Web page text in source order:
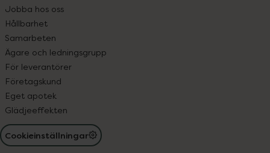
Jobba hos oss
Hållbarhet
Samarbeten
Ägare och ledningsgrupp
För leverantörer
Företagskund
Eget apotek
Glädjeeffekten
Cookieinställningar